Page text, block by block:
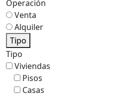
Operación
Venta
Alquiler
Tipo
Tipo
Viviendas
Pisos
Casas